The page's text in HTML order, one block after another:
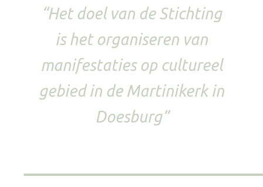
“Het doel van de Stichting
is het organiseren van
manifestaties op cultureel
gebied in de Martinikerk in
Doesburg”